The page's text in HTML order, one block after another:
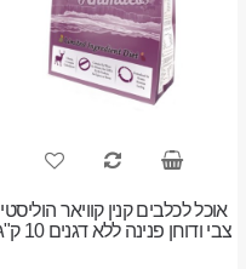
אוכל לכלבים קנין קוויאר הוליסטי
צבי ודוחן פנינה ללא דגנים 10 ק"ג